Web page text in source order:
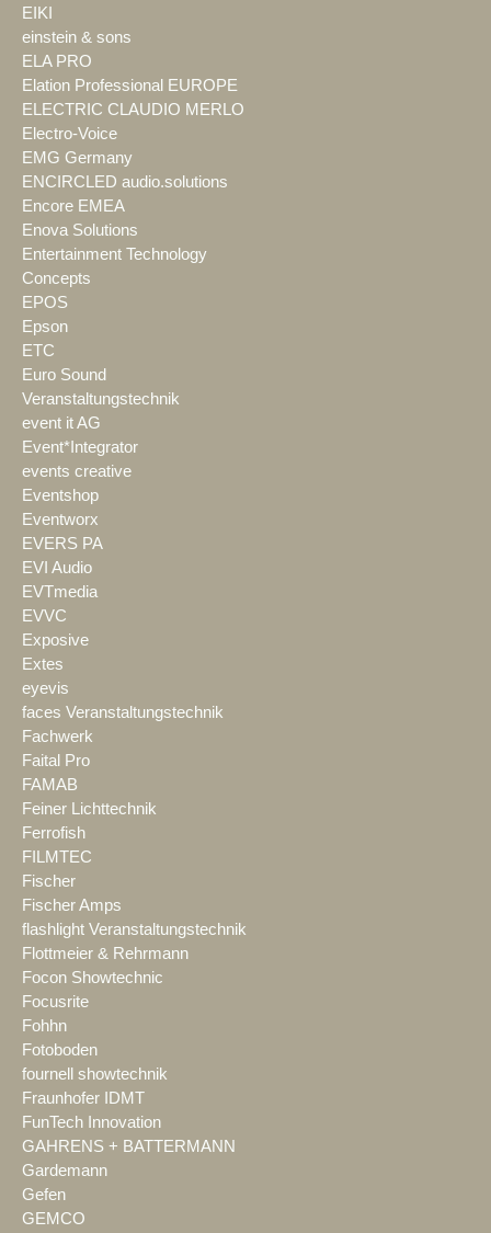
EIKI
einstein & sons
ELA PRO
Elation Professional EUROPE
ELECTRIC CLAUDIO MERLO
Electro-Voice
EMG Germany
ENCIRCLED audio.solutions
Encore EMEA
Enova Solutions
Entertainment Technology
Concepts
EPOS
Epson
ETC
Euro Sound
Veranstaltungstechnik
event it AG
Event*Integrator
events creative
Eventshop
Eventworx
EVERS PA
EVI Audio
EVTmedia
EVVC
Exposive
Extes
eyevis
faces Veranstaltungstechnik
Fachwerk
Faital Pro
FAMAB
Feiner Lichttechnik
Ferrofish
FILMTEC
Fischer
Fischer Amps
flashlight Veranstaltungstechnik
Flottmeier & Rehrmann
Focon Showtechnic
Focusrite
Fohhn
Fotoboden
fournell showtechnik
Fraunhofer IDMT
FunTech Innovation
GAHRENS + BATTERMANN
Gardemann
Gefen
GEMCO